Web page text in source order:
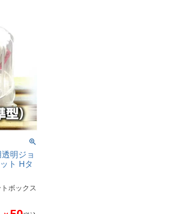
明ジョ
ト Hタ
ボックス